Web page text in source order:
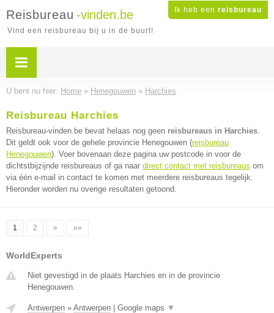
Ik heb een reisbureau
Reisbureau -vinden.be
Vind een reisbureau bij u in de buurt!
U bent nu hier: Home » Henegouwen » Harchies
Reisbureau Harchies
Reisbureau-vinden.be bevat helaas nog geen reisbureaus in Harchies.
Dit geldt ook voor de gehele provincie Henegouwen (reisbureau
Henegouwen). Voer bovenaan deze pagina uw postcode in voor de
dichtstbijzijnde reisbureaus of ga naar direct contact met reisbureaus om
via één e-mail in contact te komen met meerdere reisbureaus tegelijk.
Hieronder worden nu overige resultaten getoond.
1 2 » »»
WorldExperts
Niet gevestigd in de plaats Harchies en in de provincie
Henegouwen.
Antwerpen » Antwerpen Google maps ▼